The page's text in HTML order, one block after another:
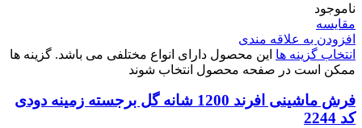
ناموجود
مقایسه
افزودن به علاقه مندی
انتخاب گزینه ها این محصول دارای انواع مختلفی می باشد. گزینه ها
ممکن است در صفحه محصول انتخاب شوند
فرش ماشینی افرند 1200 شانه گل برجسته زمینه دودی
کد 2244